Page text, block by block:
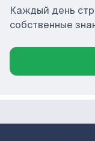
Каждый день
собственные